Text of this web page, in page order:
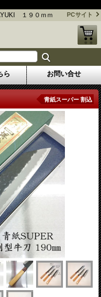
１９０ｍｍ PCサイト
ら お問い合せ
青紙スーパー 割込